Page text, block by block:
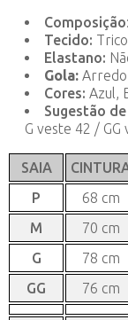
Composição
Tecido:
Elastano:
Gola:
Cores: Azul,
Sugestão
G veste 42 / GG
SAIA
P
68 cm
M
70 cm
G
78 cm
GG
76 cm